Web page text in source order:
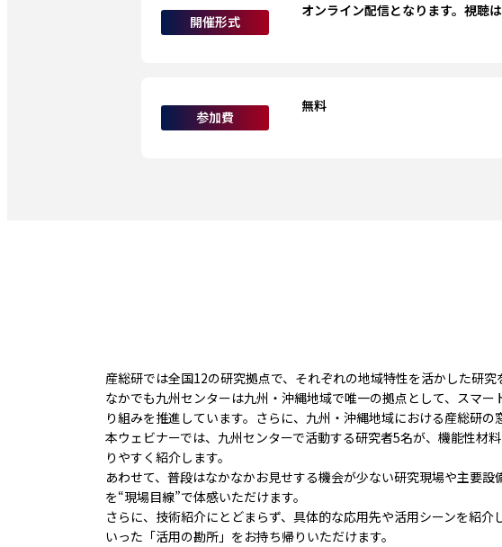
開催形式
オンライン配信となります。視聴
参加費
無料
産総研では全国12の研究拠点で、それぞれの地域特性を活かした研究
なかでも九州センターは九州・沖縄地域で唯一の拠点として、スマ
り組みを推進しています。さらに、九州・沖縄地域における産総研
本ウェビナーでは、九州センターで活動する研究者5名が、機能性材
りやすく紹介します。
あわせて、普段はなかなかお見せする機会が少ない研究現場や主要
を“現場目線”で体感いただけます。
さらに、技術紹介にとどまらず、具体的な応用先や活用シーンを紹
いった「活用の勘所」をお持ち帰りいただけます。